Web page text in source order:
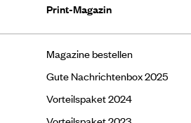
Print-Magazin
Magazine bestellen
Gute Nachrichtenbox 2025
Vorteilspaket 2024